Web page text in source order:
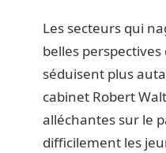
Les secteurs qui
belles
séduisent plus
cabinet Robert
alléchantes sur le
difficilement les